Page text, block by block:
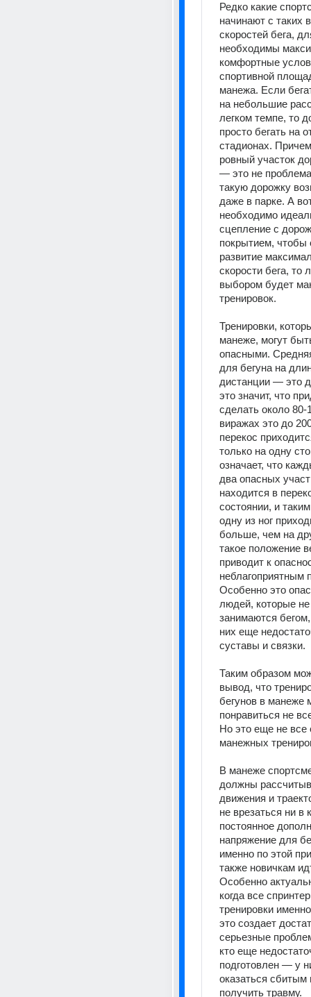
Редко какие
начинают с таких
скоростей бега,
необходимы
комфортные
спортивной
манежа. Если
на небольшие
легком темпе, то
просто бегать на
стадионах.
ровный участок
— это не
такую дорожку
даже в парке. А
необходимо
сцепление с
покрытием, чтобы
развитие
скорости бега, то
выбором будет
тренировок.
Тренировки,
манеже, могут
опасными.
для бегуна на
дистанции — это
это значит, что
сделать около 80-
виражах это до
перекос
только на одну
означает, что
два опасных
находится в
состоянии, и
одну из ног
больше, чем на
такое положение
приводит к
неблагоприятным
Особенно это
людей, которые не
занимаются
них еще
суставы и связки.
Таким образом
вывод, что
бегунов в манеже
понравиться не
Но это еще не все
манежных
В манеже
должны
движения и
не врезаться ни в
постоянное
напряжение для
именно по этой
также новичкам
Особенно
когда все
тренировки
это создает
серьезные
кто еще
подготовлен — у
оказаться сбитым
получить травму.